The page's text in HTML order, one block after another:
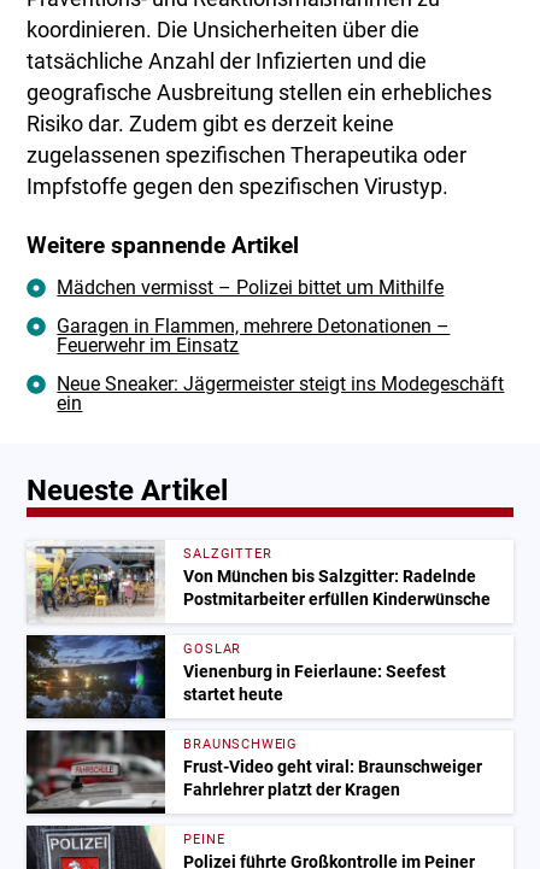
koordinieren. Die Unsicherheiten über die
tatsächliche Anzahl der Infizierten und die
geografische Ausbreitung stellen ein erhebliches
Risiko dar. Zudem gibt es derzeit keine
zugelassenen spezifischen Therapeutika oder
Impfstoffe gegen den spezifischen Virustyp.
Weitere spannende Artikel
Mädchen vermisst – Polizei bittet um Mithilfe
Garagen in Flammen, mehrere Detonationen –
Feuerwehr im Einsatz
Neue Sneaker: Jägermeister steigt ins Modegeschäft
ein
Neueste Artikel
SALZGITTER
Von München bis Salzgitter: Radelnde
Postmitarbeiter erfüllen Kinderwünsche
GOSLAR
Vienenburg in Feierlaune: Seefest
startet heute
BRAUNSCHWEIG
Frust-Video geht viral: Braunschweiger
Fahrlehrer platzt der Kragen
PEINE
Polizei führte Großkontrolle im Peiner